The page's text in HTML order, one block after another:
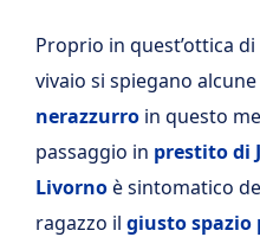
Proprio in quest’ottica
vivaio si spiegano alcune
nerazzurro in questo
passaggio in prestito di
Livornoè sintomatico
ragazzo il giusto spazio